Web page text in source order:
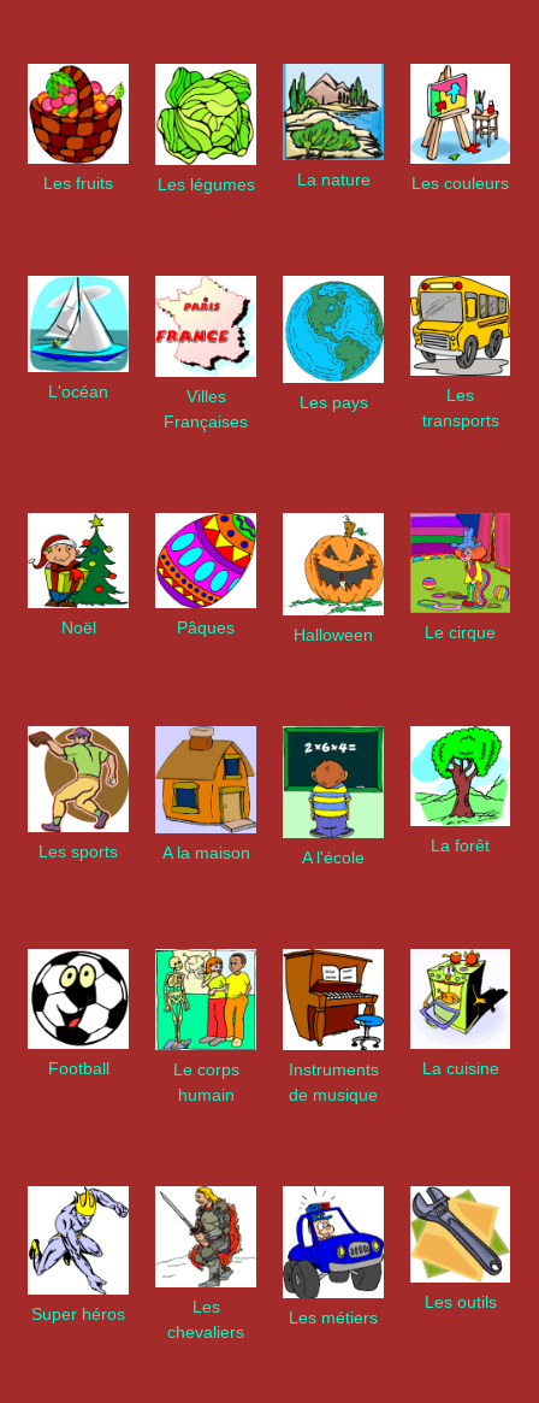
Les fruits Les légumes La nature Les couleurs
L'océan
Villes
Françaises
Les pays
Les
transports
Noël Pâques Halloween Le cirque
Les sports A la maison A l'école
La forêt
Football
Le corps
humain
Instruments
de musique
La cuisine
Super héros
Les
chevaliers
Les métiers
Les outils